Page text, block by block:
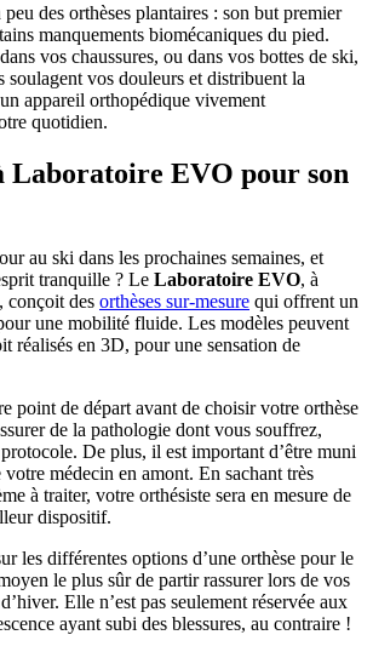
des orthèses plantaires : son but premier
manquements biomécaniques du pied.
vos chaussures, ou dans vos bottes de ski,
soulagent vos douleurs et distribuent la
appareil orthopédique vivement
quotidien.
Laboratoire EVO pour son
au ski dans les prochaines semaines, et
tranquille ? Le Laboratoire EVO, à
conçoit des orthèses sur-mesure qui offrent un
une mobilité fluide. Les modèles peuvent
réalisés en 3D, pour une sensation de
point de départ avant de choisir votre orthèse
de la pathologie dont vous souffrez,
De plus, il est important d’être muni
médecin en amont. En sachant très
à traiter, votre orthésiste sera en mesure de
dispositif.
les différentes options d’une orthèse pour le
le plus sûr de partir rassurer lors de vos
Elle n’est pas seulement réservée aux
ayant subi des blessures, au contraire !